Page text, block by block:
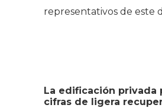
representativos de este
La edificación privada
cifras de ligera